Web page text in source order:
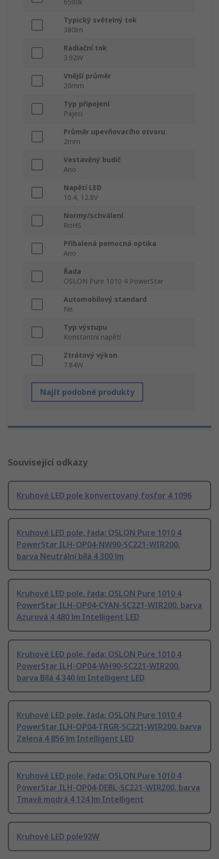
6500k
Typický světelný tok
380lm
Radiační tok
3.92W
Vnější průměr
20mm
Typ připojení
Pájecí
Průměr upevňovacího otvoru
2mm
Vestavěný budič
Ano
Napětí LED
10.4, 12.8V
Normy/schválení
RoHS
Přibalená pomocná optika
Ano
Řada
OSLON Pure 1010 4 PowerStar
Automobilový standard
Ne
Typ výstupu
Konstantní napětí
Ztrátový výkon
7.84W
Najít podobné produkty
Související odkazy
Kruhové LED pole konvertovaný fosfor 4 1096
Kruhové LED pole, řada: OSLON Pure 1010 4
PowerStar ILH-OP04-NW90-SC221-WIR200.
barva Neutrální bílá 4 300 lm
Kruhové LED pole, řada: OSLON Pure 1010 4
PowerStar ILH-OP04-CYAN-SC221-WIR200. barva
Azurová 4 480 lm Intelligent LED
Kruhové LED pole, řada: OSLON Pure 1010 4
PowerStar ILH-OP04-WH90-SC221-WIR200.
barva Bílá 4 340 lm Intelligent LED
Kruhové LED pole, řada: OSLON Pure 1010 4
PowerStar ILH-OP04-TRGR-SC221-WIR200. barva
Zelená 4 856 lm Intelligent LED
Kruhové LED pole, řada: OSLON Pure 1010 4
PowerStar ILH-OP04-DEBL-SC221-WIR200. barva
Tmavě modrá 4 124 lm Intelligent
Kruhové LED pole92W